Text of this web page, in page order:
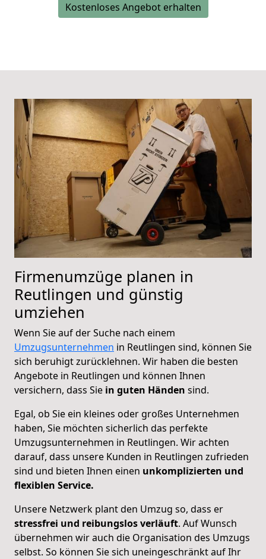
Kostenloses Angebot erhalten
Firmenumzüge planen in
Reutlingen und günstig
umziehen
Wenn Sie auf der Suche nach einem
Umzugsunternehmen in Reutlingen sind, können Sie
sich beruhigt zurücklehnen. Wir haben die besten
Angebote in Reutlingen und können Ihnen
versichern, dass Sie in guten Händen sind.
Egal, ob Sie ein kleines oder großes Unternehmen
haben, Sie möchten sicherlich das perfekte
Umzugsunternehmen in Reutlingen. Wir achten
darauf, dass unsere Kunden in Reutlingen zufrieden
sind und bieten Ihnen einen unkomplizierten und
flexiblen Service.
Unsere Netzwerk plant den Umzug so, dass er
stressfrei und reibungslos verläuft. Auf Wunsch
übernehmen wir auch die Organisation des Umzugs
selbst. So können Sie sich uneingeschränkt auf Ihr